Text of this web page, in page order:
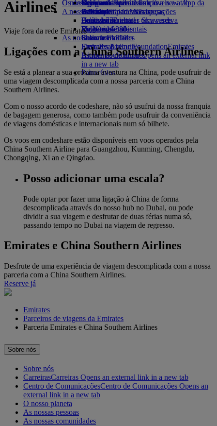
Opens an external link in a new tab
Bebidas
A nossa frota
Boeing 777
Emirates A380
Emirates A350
Emirates Executive
Esquemas de lugares
Brinquedos para crianças
Atividades para as crianças
O nosso planeta
Sustentabilidade nas operações
Política ambiental
Relatórios ambientais
As nossas comunidades
Emirates Airline FoundationEmirates
Airline Foundation Opens an external link
in a new tab
Patrocínios
Os destinos mais recentes
Helsínquia
Hangzhou
Da Nang
Shenzhen
Siem Reap
Skywards Rail
Calculadora de Milhas
Login em Emirates Skywards
Skywards+
Site para dispositivos móveis e a App da
Emirates
Cancelar ou alterar uma reserva
Viagens afetadas
Sobre a Emirates
Airlines
Viaje fora da rede Emirates
Ligações com a China Southern Airlines
Se está a planear a sua próxima aventura na China, pode usufruir de
uma viagem descomplicada com a nossa parceria com a China
Southern Airlines.
Com o nosso acordo de codeshare, não só usufrui da nossa franquia
de bagagem generosa, como também pode usufruir da conveniência
de viagens domésticas e internacionais num só bilhete.
Os voos em codeshare estão disponíveis em voos operados pela
China Southern Airline para Guangzhou, Kunming, Chengdu,
Chongqing, Xi an e Qingdao.
Posso adicionar uma escala?
Pode optar por fazer uma ligação à China de forma
descomplicada através do nosso hub no Dubai, ou pode
dividir a sua viagem e desfrutar de duas férias numa só,
passando tempo no Dubai na viagem de regresso.
Emirates e China Southern Airlines
Desfrute de uma experiência de viagem descomplicada com a nossa
parceria com a China Southern Airlines.
Reserve já
Emirates
Parceiros de viagens da Emirates
Parceria Emirates e China Southern Airlines
Sobre nós
Sobre nós
CarreirasCarreiras Opens an external link in a new tab
Centro de ComunicaçõesCentro de Comunicações Opens an
external link in a new tab
O nosso planeta
As nossas pessoas
As nossas comunidades